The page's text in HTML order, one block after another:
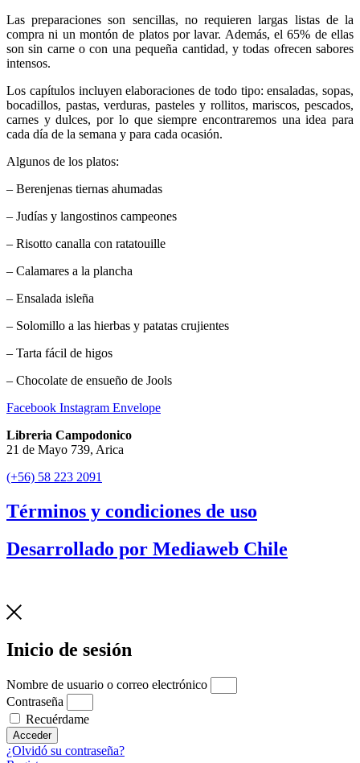
Las preparaciones son sencillas, no requieren largas listas de la
compra ni un montón de platos por lavar. Además, el 65% de ellas
son sin carne o con una pequeña cantidad, y todas ofrecen sabores
intensos.
Los capítulos incluyen elaboraciones de todo tipo: ensaladas, sopas,
bocadillos, pastas, verduras, pasteles y rollitos, mariscos, pescados,
carnes y dulces, por lo que siempre encontraremos una idea para
cada día de la semana y para cada ocasión.
Algunos de los platos:
– Berenjenas tiernas ahumadas
– Judías y langostinos campeones
– Risotto canalla con ratatouille
– Calamares a la plancha
– Ensalada isleña
– Solomillo a las hierbas y patatas crujientes
– Tarta fácil de higos
– Chocolate de ensueño de Jools
Facebook Instagram Envelope
Libreria Campodonico
21 de Mayo 739, Arica
(+56) 58 223 2091
Términos y condiciones de uso
Desarrollado por Mediaweb Chile
Inicio de sesión
Nombre de usuario o correo electrónico
Contraseña
Recuérdame
Acceder
¿Olvidó su contraseña?